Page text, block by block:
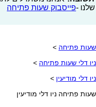
שלנו -פייסבוק שעות פתיחה
שעות פתיחה >
ניו דלי שעות פתיחה >
ניו דלי מודיעין >
שעות פתיחה ניו דלי מודיעין